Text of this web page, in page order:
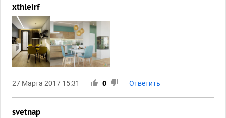
xthleirf
27 Марта 2017 15:31 0 Ответить
svetnap